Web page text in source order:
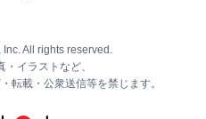
All rights reserved.
イラストなど、
転載・公衆送信等を禁じます。